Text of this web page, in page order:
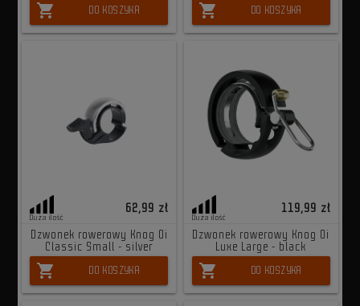
shopping_cart DO KOSZYKA shopping_cart DO KOSZYKA
Duża ilość
62,99 zł
Dzwonek rowerowy Knog Oi
Classic Small - silver
shopping_cart DO KOSZYKA
Duża ilość
119,99 zł
Dzwonek rowerowy Knog Oi
Luxe Large - black
shopping_cart DO KOSZYKA